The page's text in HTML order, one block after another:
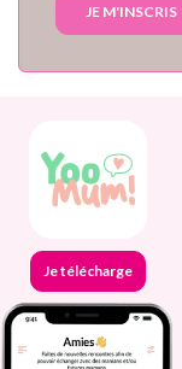
JE M'INSCRIS
Je télécharge